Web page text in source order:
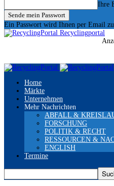
Ihre
Ein Passwort wird Ihnen per Email
Recyclingportal
Home
Märkte
Unternehmen
Mehr Nachrichten
ABFALL &
FORSCHUNG
POLITIK & RECHT
RESSOURCEN &
ENGLISH
Termine